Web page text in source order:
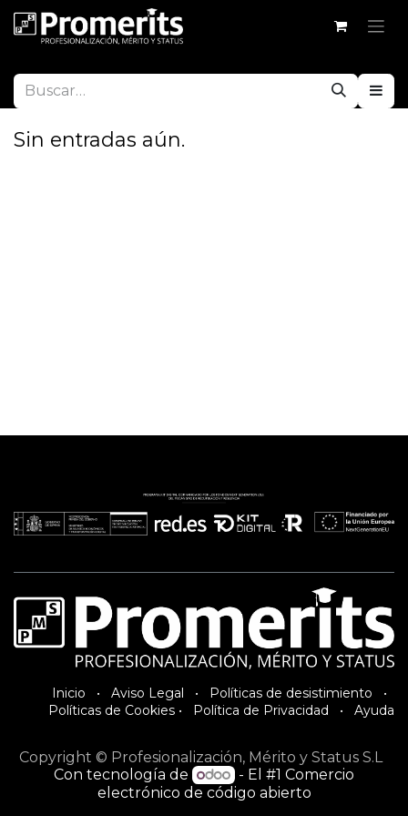
Sin entradas aún.
Inici​o • Aviso Legal • Políticas de desistimiento
•
Políticas de Cookies • Política de Privacidad • Ayuda
Copyright © Profesionalización, Mérito y Status S.L
Con tecnología de
- El #1 Comercio
electrónico de código abierto